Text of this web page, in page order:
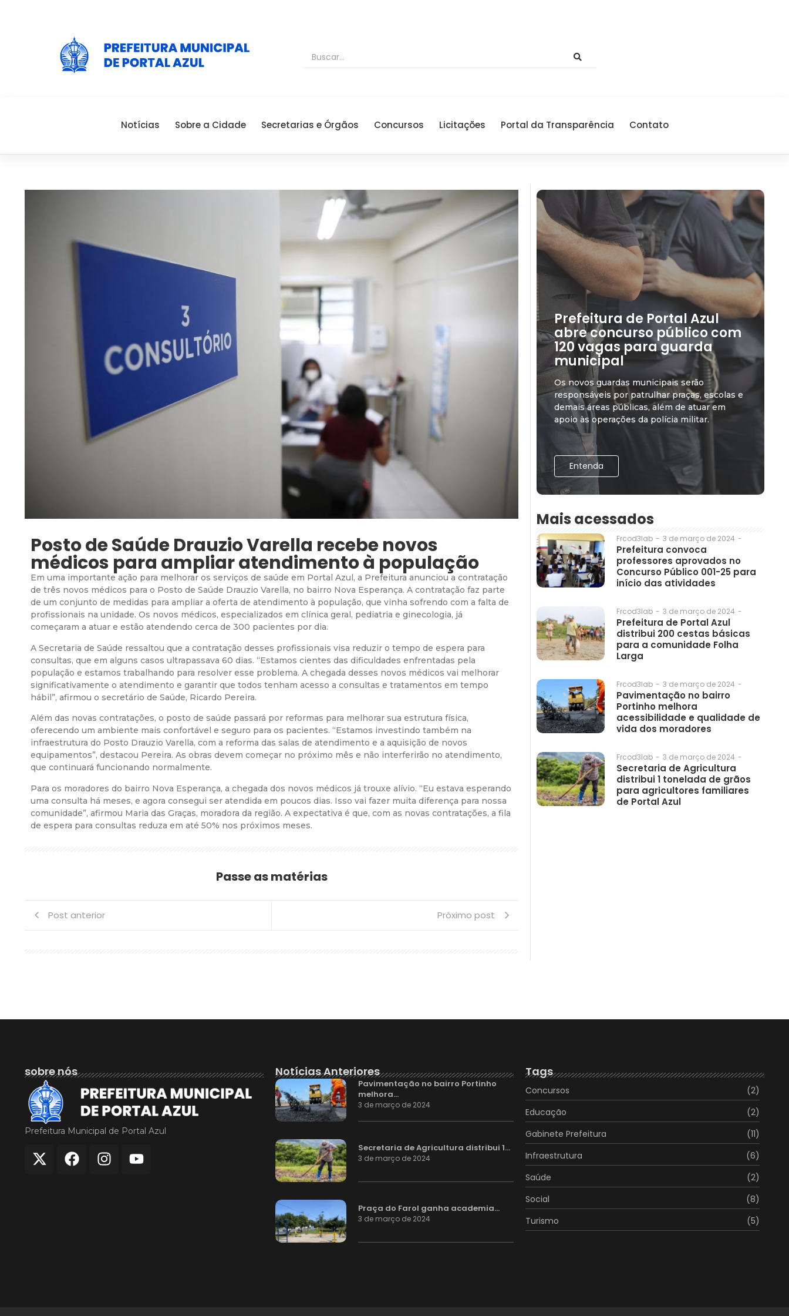
Notícias Sobre a Cidade Secretarias e Órgãos Concursos Licitações Portal da Transparência Contato
Posto de Saúde Drauzio Varella recebe novos
médicos para ampliar atendimento à população
Em uma importante ação para melhorar os serviços de saúde em Portal Azul, a Prefeitura anunciou a contratação
de três novos médicos para o Posto de Saúde Drauzio Varella, no bairro Nova Esperança. A contratação faz parte
de um conjunto de medidas para ampliar a oferta de atendimento à população, que vinha sofrendo com a falta de
profissionais na unidade. Os novos médicos, especializados em clínica geral, pediatria e ginecologia, já
começaram a atuar e estão atendendo cerca de 300 pacientes por dia.
A Secretaria de Saúde ressaltou que a contratação desses profissionais visa reduzir o tempo de espera para
consultas, que em alguns casos ultrapassava 60 dias. “Estamos cientes das dificuldades enfrentadas pela
população e estamos trabalhando para resolver esse problema. A chegada desses novos médicos vai melhorar
significativamente o atendimento e garantir que todos tenham acesso a consultas e tratamentos em tempo
hábil”, afirmou o secretário de Saúde, Ricardo Pereira.
Além das novas contratações, o posto de saúde passará por reformas para melhorar sua estrutura física,
oferecendo um ambiente mais confortável e seguro para os pacientes. “Estamos investindo também na
infraestrutura do Posto Drauzio Varella, com a reforma das salas de atendimento e a aquisição de novos
equipamentos”, destacou Pereira. As obras devem começar no próximo mês e não interferirão no atendimento,
que continuará funcionando normalmente.
Para os moradores do bairro Nova Esperança, a chegada dos novos médicos já trouxe alívio. “Eu estava esperando
uma consulta há meses, e agora consegui ser atendida em poucos dias. Isso vai fazer muita diferença para nossa
comunidade”, afirmou Maria das Graças, moradora da região. A expectativa é que, com as novas contratações, a fila
de espera para consultas reduza em até 50% nos próximos meses.
Passe as matérias
Post anterior Próximo post
Prefeitura de Portal Azul
abre concurso público com
120 vagas para guarda
municipal
Os novos guardas municipais serão
responsáveis por patrulhar praças, escolas e
demais áreas públicas, além de atuar em
apoio às operações da polícia militar.
Entenda
Mais acessados
Frcod3lab - 3 de março de 2024 -
Prefeitura convoca
professores aprovados no
Concurso Público 001-25 para
início das atividades
Frcod3lab - 3 de março de 2024 -
Prefeitura de Portal Azul
distribui 200 cestas básicas
para a comunidade Folha
Larga
Frcod3lab - 3 de março de 2024 -
Pavimentação no bairro
Portinho melhora
acessibilidade e qualidade de
vida dos moradores
Frcod3lab - 3 de março de 2024 -
Secretaria de Agricultura
distribui 1 tonelada de grãos
para agricultores familiares
de Portal Azul
sobre nós
Prefeitura Municipal de Portal Azul
Notícias Anteriores
Pavimentação no bairro Portinho
melhora…
3 de março de 2024
Secretaria de Agricultura distribui 1…
3 de março de 2024
Praça do Farol ganha academia…
3 de março de 2024
Tags
Concursos
(2)
Educação
(2)
Gabinete Prefeitura
(11)
Infraestrutura
(6)
Saúde
(2)
Social
(8)
Turismo
(5)